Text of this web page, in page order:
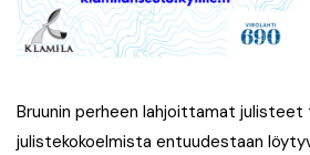
Bruunin perheen lahjoittamat julisteet
julistekokoelmista entuudestaan